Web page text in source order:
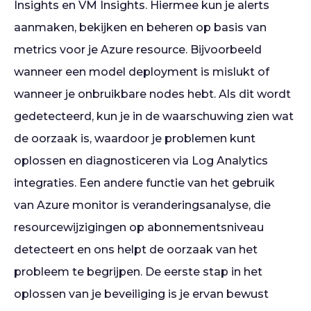
Insights en VM Insights. Hiermee kun je alerts
aanmaken, bekijken en beheren op basis van
metrics voor je Azure resource. Bijvoorbeeld
wanneer een model deployment is mislukt of
wanneer je onbruikbare nodes hebt. Als dit wordt
gedetecteerd, kun je in de waarschuwing zien wat
de oorzaak is, waardoor je problemen kunt
oplossen en diagnosticeren via Log Analytics
integraties. Een andere functie van het gebruik
van Azure monitor is veranderingsanalyse, die
resourcewijzigingen op abonnementsniveau
detecteert en ons helpt de oorzaak van het
probleem te begrijpen. De eerste stap in het
oplossen van je beveiliging is je ervan bewust